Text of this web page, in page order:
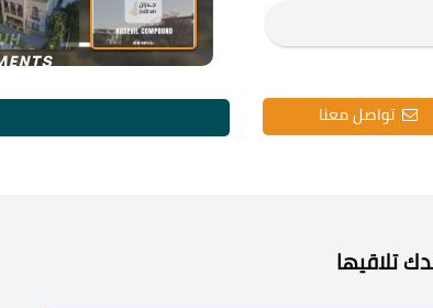
تواصل معنا
تلاقيها